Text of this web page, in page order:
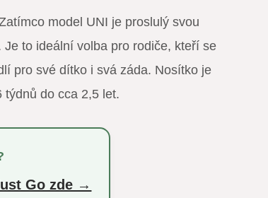
model UNI je proslulý svou
Je to ideální volba pro rodiče, kteří se
pro své dítko i svá záda. Nosítko je
do cca 2,5 let.
Go zde →